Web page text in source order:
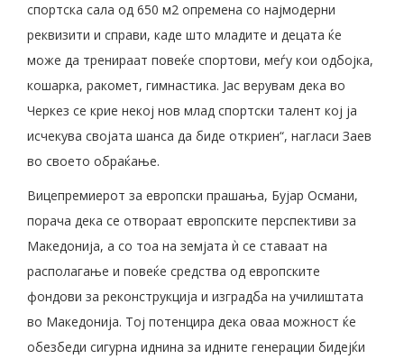
спортска сала од 650 м2 опремена со најмодерни
реквизити и справи, каде што младите и децата ќе
може да тренираат повеќе спортови, меѓу кои одбојка,
кошарка, ракомет, гимнастика. Јас верувам дека во
Черкез се крие некој нов млад спортски талент кој ја
исчекува својата шанса да биде откриен“, нагласи Заев
во своето обраќање.
Вицепремиерот за европски прашања, Бујар Османи,
порача дека се отвораат европските перспективи за
Македонија, а со тоа на земјата ѝ се ставаат на
располагање и повеќе средства од европските
фондови за реконструкција и изградба на училиштата
во Македонија. Тој потенцира дека оваа можност ќе
обезбеди сигурна иднина за идните генерации бидејќи